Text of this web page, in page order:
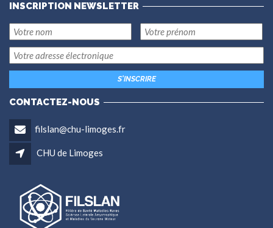
INSCRIPTION NEWSLETTER
CONTACTEZ-NOUS
filslan@chu-limoges.fr
CHU de Limoges